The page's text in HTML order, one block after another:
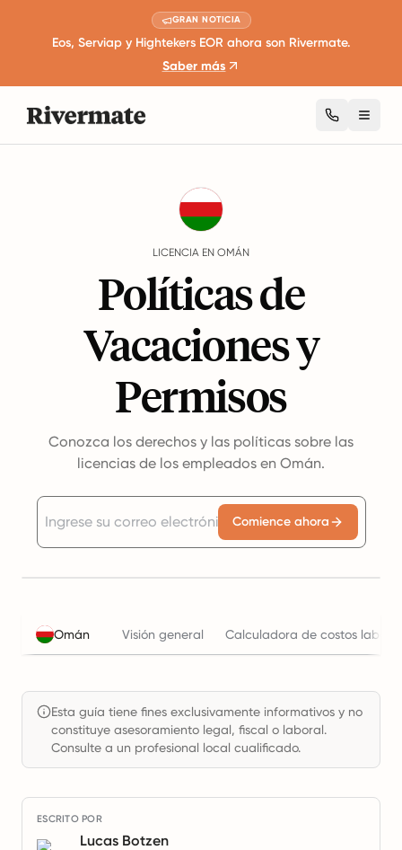
GRAN NOTICIA
Eos, Serviap y Hightekers EOR ahora son Rivermate.
Saber más
LICENCIA EN OMÁN
Políticas de
Vacaciones y
Permisos
Conozca los derechos y las políticas sobre las
licencias de los empleados en Omán.
Comience ahora
Omán Visión general Calculadora de costos
Esta guía tiene fines exclusivamente informativos y no
constituye asesoramiento legal, fiscal o laboral.
Consulte a un profesional local cualificado.
ESCRITO POR
Lucas Botzen